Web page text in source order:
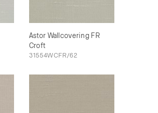
Astor Wallcovering FR
Croft
31554WCFR/62